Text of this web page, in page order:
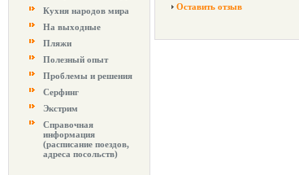
Кухня народов мира
На выходные
Пляжи
Полезный опыт
Проблемы и решения
Серфинг
Экстрим
Справочная
информация
(расписание поездов,
адреса посольств)
Оставить отзыв